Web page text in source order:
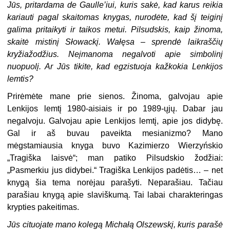
Jūs, pritardama de Gaulle’iui, kuris sakė, kad karus reikia
kariauti pagal skaitomas knygas, nurodėte, kad šį teiginį
galima pritaikyti ir taikos metui. Pilsudskis, kaip žinoma,
skaitė mistinį Słowackį. Wałęsa – sprendė laikraščių
kryžiažodžius. Neįmanoma negalvoti apie simbolinį
nuopuolį. Ar Jūs tikite, kad egzistuoja kažkokia Lenkijos
lemtis?
Prirėmėte mane prie sienos. Žinoma, galvojau apie
Lenkijos lemtį 1980-aisiais ir po 1989-ųjų. Dabar jau
negalvoju. Galvojau apie Lenkijos lemtį, apie jos didybę.
Gal ir aš buvau paveikta mesianizmo? Mano
mėgstamiausia knyga buvo Kazimierzo Wierzyńskio
„Tragiška laisvė“; man patiko Pilsudskio žodžiai:
„Pasmerkiu jus didybei.“ Tragiška Lenkijos padėtis… – net
knygą šia tema norėjau parašyti. Neparašiau. Tačiau
parašiau knygą apie slaviškumą. Tai labai charakteringas
krypties pakeitimas.
Jūs cituojate mano kolegą Michałą Olszewskį, kuris parašė